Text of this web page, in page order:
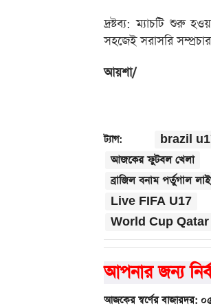
দ্রষ্টব্য: ম্যাচটি শুরু
সহজেই সরাসরি
আয়শা/
ট্যাগ: brazil
আজকের ফুটবল খেলা
ব্রাজিল বনাম পর্তুগাল
Live FIFA U17
World Cup Qatar
আপনার জন্য
আজকের স্বর্ণের বাজারদর: